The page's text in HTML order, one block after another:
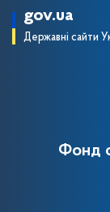
gov.ua
Державні сайти
Фонд